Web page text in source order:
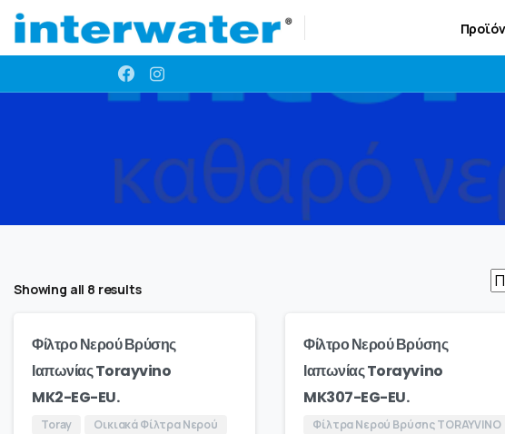
Showing all 8 results
Φίλτρο Νερού Βρύσης
Ιαπωνίας Torayvino
MK2-EG-EU.
Toray
Οικιακά Φίλτρα Νερού
Φίλτρο Νερού Βρύσης
Ιαπωνίας Torayvino
MK307-EG-EU.
Φίλτρα Νερού Βρύσης TORAYVINO